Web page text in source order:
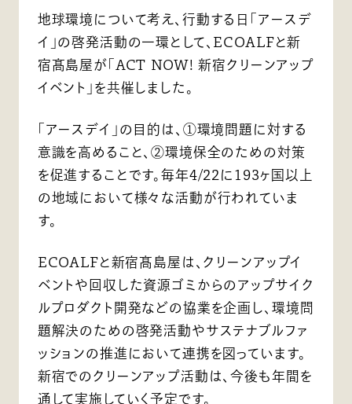
地球環境について考え、行動する日「アースデ
イ」の啓発活動の一環として、ECOALFと新
宿髙島屋が「ACT NOW! 新宿クリーンアップ
イベント」を共催しました。
「アースデイ」の目的は、①環境問題に対する
意識を高めること、②環境保全のための対策
を促進することです。毎年4/22に193ヶ国以上
の地域において様々な活動が行われていま
す。
ECOALFと新宿髙島屋は、クリーンアップイ
ベントや回収した資源ゴミからのアップサイク
ルプロダクト開発などの協業を企画し、環境問
題解決のための啓発活動やサステナブルファ
ッションの推進において連携を図っています。
新宿でのクリーンアップ活動は、今後も年間を
通して実施していく予定です。